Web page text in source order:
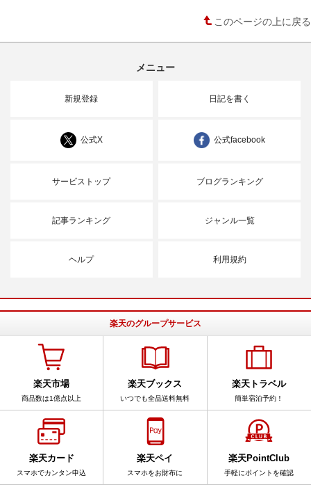
このページの上に戻る
メニュー
新規登録 日記を書く
公式X 公式facebook
サービストップ ブログランキング
記事ランキング ジャンル一覧
ヘルプ 利用規約
楽天のグループサービス
楽天市場
商品数は1億点以上
楽天ブックス
いつでも全品送料無料
楽天トラベル
簡単宿泊予約！
楽天カード
スマホでカンタン申込
楽天ペイ
スマホをお財布に
楽天PointClub
手軽にポイントを確認